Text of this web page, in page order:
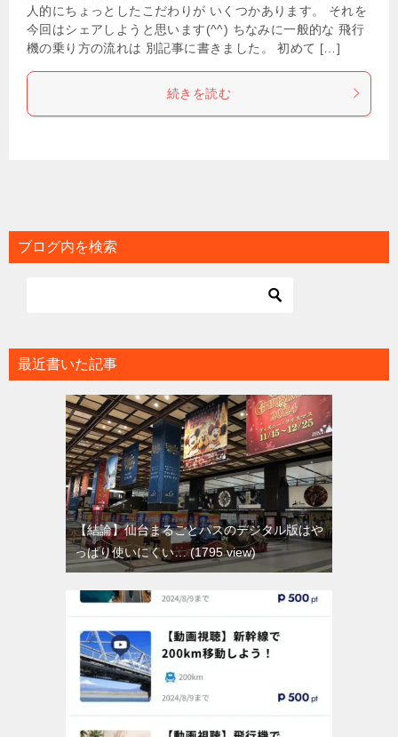
人的にちょっとしたこだわりが いくつかあります。 それを
今回はシェアしようと思います(^^) ちなみに一般的な 飛行
機の乗り方の流れは 別記事に書きました。 初めて […]
続きを読む
ブログ内を検索
最近書いた記事
【結論】仙台まるごとパスのデジタル版はや
っぱり使いにくい… 1795 view